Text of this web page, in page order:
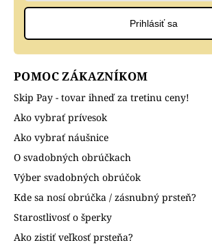
POMOC ZÁKAZNÍKOM
Skip Pay - tovar ihneď za tretinu ceny!
Ako vybrať prívesok
Ako vybrať náušnice
O svadobných obrúčkach
Výber svadobných obrúčok
Kde sa nosí obrúčka / zásnubný prsteň?
Starostlivosť o šperky
Ako zistiť veľkosť prsteňa?
Prihlásiť sa